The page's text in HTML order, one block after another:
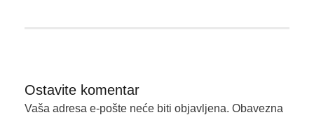
Ostavite komentar
Vaša adresa e-pošte neće biti objavljena. Obavezna